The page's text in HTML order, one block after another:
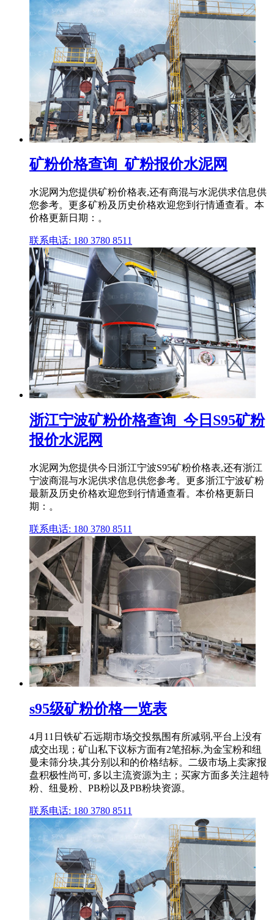
矿粉价格查询_矿粉报价水泥网
水泥网为您提供矿粉价格表,还有商混与水泥供求信息供
您参考。更多矿粉及历史价格欢迎您到行情通查看。本
价格更新日期：。
联系电话: 180 3780 8511
浙江宁波矿粉价格查询_今日S95矿粉
报价水泥网
水泥网为您提供今日浙江宁波S95矿粉价格表,还有浙江
宁波商混与水泥供求信息供您参考。更多浙江宁波矿粉
最新及历史价格欢迎您到行情通查看。本价格更新日
期：。
联系电话: 180 3780 8511
s95级矿粉价格一览表
4月11日铁矿石远期市场交投氛围有所减弱,平台上没有
成交出现；矿山私下议标方面有2笔招标,为金宝粉和纽
曼未筛分块,其分别以和的价格结标。二级市场上卖家报
盘积极性尚可, 多以主流资源为主；买家方面多关注超特
粉、纽曼粉、PB粉以及PB粉块资源。
联系电话: 180 3780 8511